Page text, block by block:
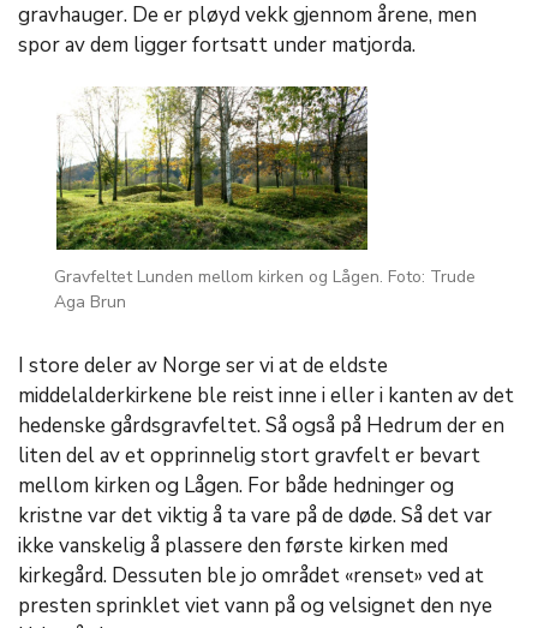
gravhauger. De er pløyd vekk gjennom årene, men
spor av dem ligger fortsatt under matjorda.
Gravfeltet Lunden mellom kirken og Lågen. Foto: Trude
Aga Brun
I store deler av Norge ser vi at de eldste
middelalderkirkene ble reist inne i eller i kanten av det
hedenske gårdsgravfeltet. Så også på Hedrum der en
liten del av et opprinnelig stort gravfelt er bevart
mellom kirken og Lågen. For både hedninger og
kristne var det viktig å ta vare på de døde. Så det var
ikke vanskelig å plassere den første kirken med
kirkegård. Dessuten ble jo området «renset» ved at
presten sprinklet viet vann på og velsignet den nye